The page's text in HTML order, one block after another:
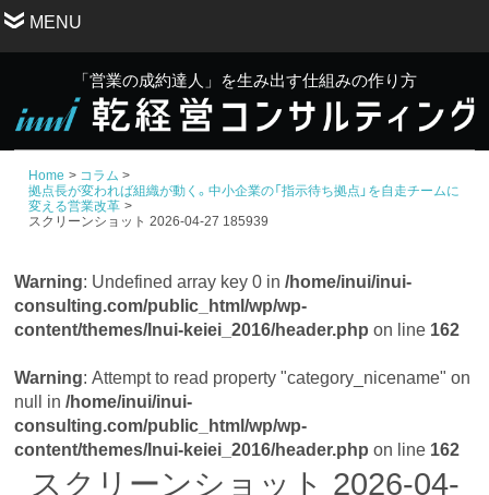
MENU
「営業の成約達人」を生み出す仕組みの作り方
Home
コラム
拠点長が変われば組織が動く。中小企業の「指示待ち拠点」を自走チームに
変える営業改革
スクリーンショット 2026-04-27 185939
Warning : Undefined array key 0 in/home/inui/inui-
consulting.com/public_html/wp/wp-
content/themes/Inui-keiei_2016/header.php on line 162
Warning: Attempt to read property "category_nicename" on
null in/home/inui/inui-
consulting.com/public_html/wp/wp-
content/themes/Inui-keiei_2016/header.php on line 162
スクリーンショット 2026-04-